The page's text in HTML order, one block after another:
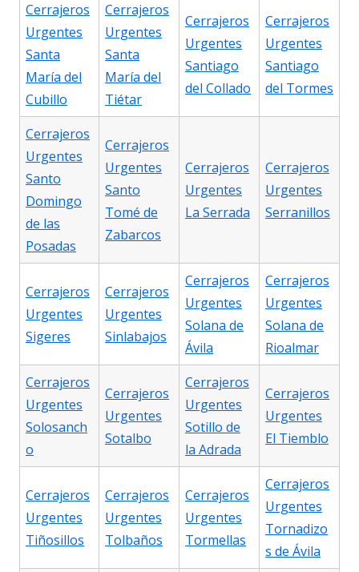
Cerrajeros
Urgentes
Santa
María del
Cubillo
Cerrajeros
Urgentes
Santa
María del
Tiétar
Cerrajeros
Urgentes
Santiago
del Collado
Cerrajeros
Urgentes
Santiago
del Tormes
Cerrajeros
Urgentes
Santo
Domingo
de las
Posadas
Cerrajeros
Urgentes
Santo
Tomé de
Zabarcos
Cerrajeros
Urgentes
La Serrada
Cerrajeros
Urgentes
Serranillos
Cerrajeros
Urgentes
Sigeres
Cerrajeros
Urgentes
Sinlabajos
Cerrajeros
Urgentes
Solana de
Ávila
Cerrajeros
Urgentes
Solana de
Rioalmar
Cerrajeros
Urgentes
Solosanch
o
Cerrajeros
Urgentes
Sotalbo
Cerrajeros
Urgentes
Sotillo de
la Adrada
Cerrajeros
Urgentes
El Tiemblo
Cerrajeros
Urgentes
Tiñosillos
Cerrajeros
Urgentes
Tolbaños
Cerrajeros
Urgentes
Tormellas
Cerrajeros
Urgentes
Tornadizo
s de Ávila